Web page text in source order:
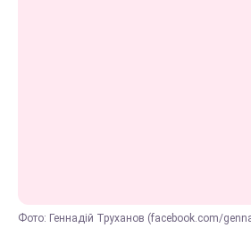
Фото: Геннадій Труханов (facebook.com/